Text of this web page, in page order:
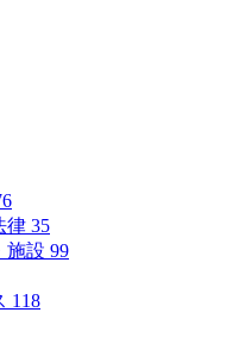
律 35
施設 99
118